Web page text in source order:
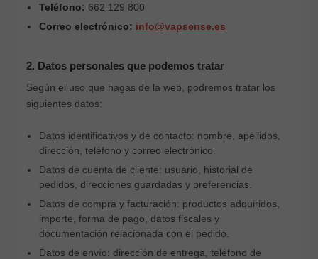
Teléfono: 662 129 800
Correo electrónico: info@vapsense.es
2. Datos personales que podemos tratar
Según el uso que hagas de la web, podremos tratar los
siguientes datos:
Datos identificativos y de contacto: nombre, apellidos,
dirección, teléfono y correo electrónico.
Datos de cuenta de cliente: usuario, historial de
pedidos, direcciones guardadas y preferencias.
Datos de compra y facturación: productos adquiridos,
importe, forma de pago, datos fiscales y
documentación relacionada con el pedido.
Datos de envío: dirección de entrega, teléfono de